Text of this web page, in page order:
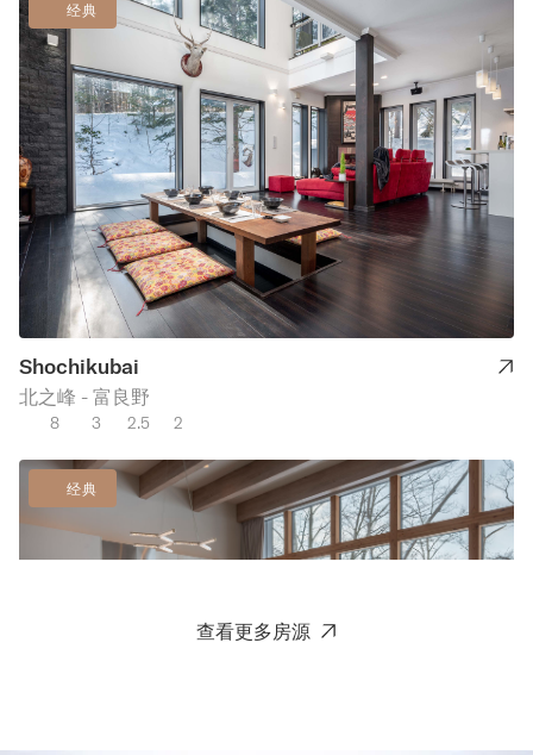
经典
Shochikubai
北之峰 - 富良野
8 3 2.5 2
经典
查看更多房源